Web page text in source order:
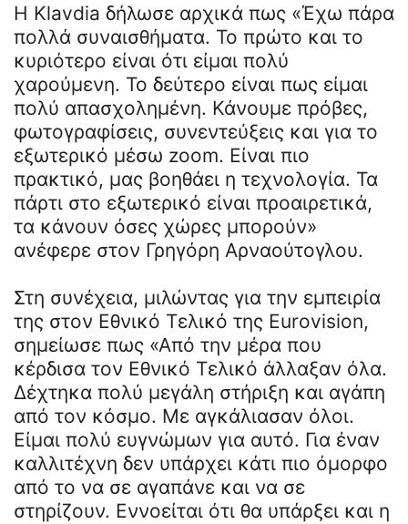
Η Klavdia δήλωσε αρχικά πως «Έχω πάρα
πολλά συναισθήματα. Το πρώτο και το
κυριότερο είναι ότι είμαι πολύ
χαρούμενη. Το δεύτερο είναι πως είμαι
πολύ απασχολημένη. Κάνουμε πρόβες,
φωτογραφίσεις, συνεντεύξεις και για το
εξωτερικό μέσω zoom. Είναι πιο
πρακτικό, μας βοηθάει η τεχνολογία. Τα
πάρτι στο εξωτερικό είναι προαιρετικά,
τα κάνουν όσες χώρες μπορούν»
ανέφερε στον Γρηγόρη Αρναούτογλου.
Στη συνέχεια, μιλώντας για την εμπειρία
της στον Εθνικό Τελικό της Eurovision,
σημείωσε πως «Από την μέρα που
κέρδισα τον Εθνικό Τελικό άλλαξαν όλα.
Δέχτηκα πολύ μεγάλη στήριξη και αγάπη
από τον κόσμο. Με αγκάλιασαν όλοι.
Είμαι πολύ ευγνώμων για αυτό. Για έναν
καλλιτέχνη δεν υπάρχει κάτι πιο όμορφο
από το να σε αγαπάνε και να σε
στηρίζουν. Εννοείται ότι θα υπάρξει και η